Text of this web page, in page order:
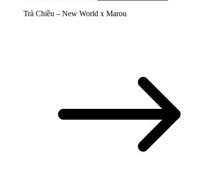
Trà Chiều – New World x Marou